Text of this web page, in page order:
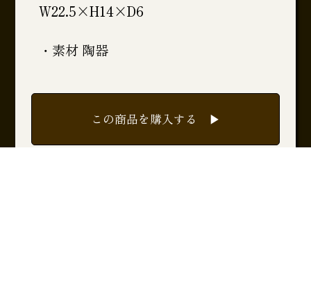
W22.5×H14×D6
・素材 陶器
この商品を購入する ▶︎